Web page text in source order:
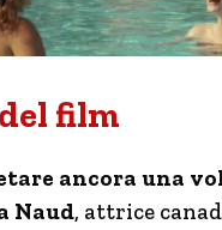
film
ancora una
Naud, attrice